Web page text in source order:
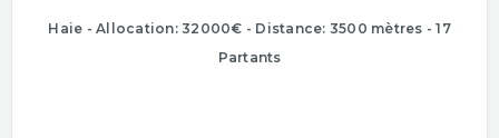
Haie - Allocation: 32000€ - Distance: 3500 mètres - 17
Partants